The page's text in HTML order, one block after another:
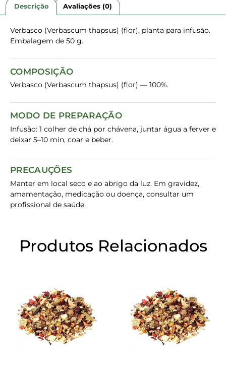
Descrição Avaliações (0)
Verbasco (Verbascum thapsus) (flor), planta para infusão.
Embalagem de 50 g.
COMPOSIÇÃO
Verbasco (Verbascum thapsus) (flor) — 100%.
MODO DE PREPARAÇÃO
Infusão: 1 colher de chá por chávena, juntar água a ferver e
deixar 5–10 min, coar e beber.
PRECAUÇÕES
Manter em local seco e ao abrigo da luz. Em gravidez,
amamentação, medicação ou doença, consultar um
profissional de saúde.
Produtos Relacionados